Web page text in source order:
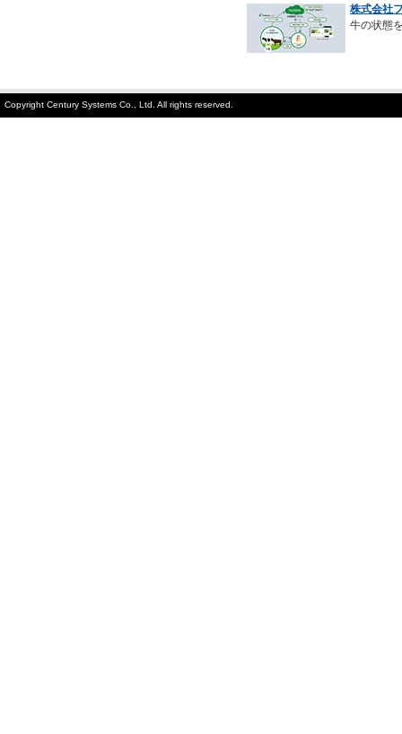
株式会社
牛の状態
Copyright Century Systems Co., Ltd. All rights reserved.